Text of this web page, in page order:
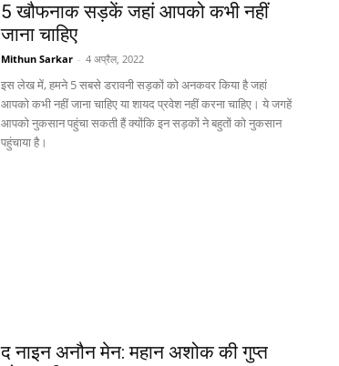
5 खौफनाक सड़कें जहां आपको कभी नहीं
जाना चाहिए
Mithun Sarkar - 4 अप्रैल, 2022
इस लेख में, हमने 5 सबसे डरावनी सड़कों को अनकवर किया है जहां
आपको कभी नहीं जाना चाहिए या शायद प्रवेश नहीं करना चाहिए। ये जगहें
आपको नुकसान पहुंचा सकती हैं क्योंकि इन सड़कों ने बहुतों को नुकसान
पहुंचाया है।
द नाइन अनौन मेन: महान अशोक की गुप्त